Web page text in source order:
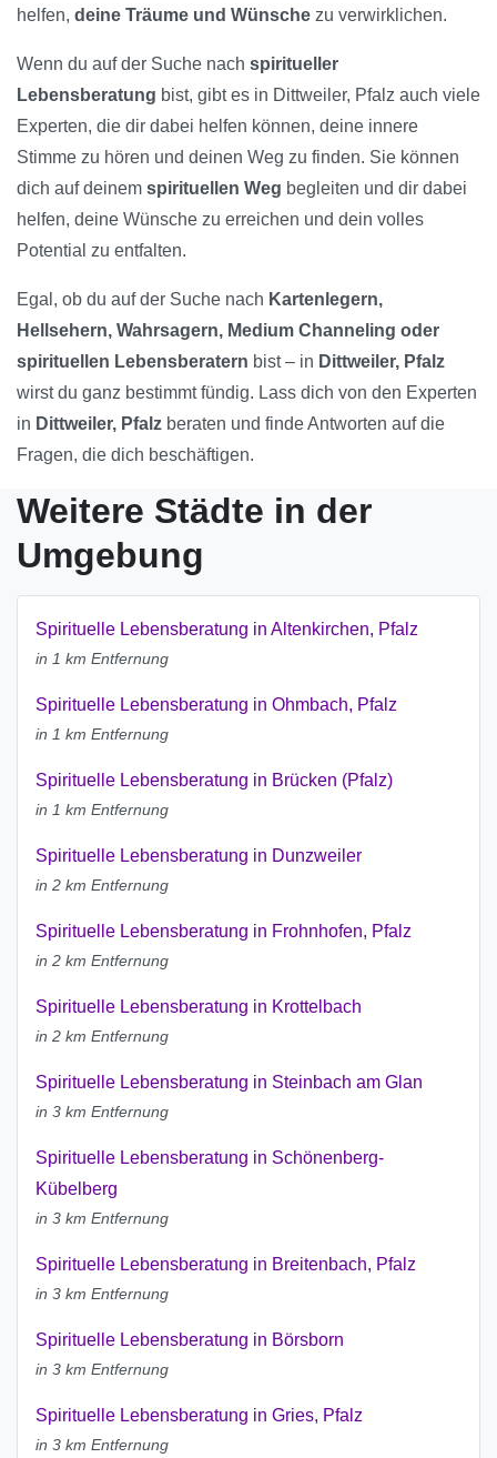
helfen, deine Träume und Wünsche zu verwirklichen.
Wenn du auf der Suche nach spiritueller
Lebensberatung bist, gibt es in Dittweiler, Pfalz auch viele
Experten, die dir dabei helfen können, deine innere
Stimme zu hören und deinen Weg zu finden. Sie können
dich auf deinem spirituellen Weg begleiten und dir dabei
helfen, deine Wünsche zu erreichen und dein volles
Potential zu entfalten.
Egal, ob du auf der Suche nach Kartenlegern,
Hellsehern, Wahrsagern, Medium Channeling oder
spirituellen Lebensberatern bist – in Dittweiler, Pfalz
wirst du ganz bestimmt fündig. Lass dich von den Experten
in Dittweiler, Pfalz beraten und finde Antworten auf die
Fragen, die dich beschäftigen.
Weitere Städte in der
Umgebung
Spirituelle Lebensberatung in Altenkirchen, Pfalz
in 1 km Entfernung
Spirituelle Lebensberatung in Ohmbach, Pfalz
in 1 km Entfernung
Spirituelle Lebensberatung in Brücken (Pfalz)
in 1 km Entfernung
Spirituelle Lebensberatung in Dunzweiler
in 2 km Entfernung
Spirituelle Lebensberatung in Frohnhofen, Pfalz
in 2 km Entfernung
Spirituelle Lebensberatung in Krottelbach
in 2 km Entfernung
Spirituelle Lebensberatung in Steinbach am Glan
in 3 km Entfernung
Spirituelle Lebensberatung in Schönenberg-
Kübelberg
in 3 km Entfernung
Spirituelle Lebensberatung in Breitenbach, Pfalz
in 3 km Entfernung
Spirituelle Lebensberatung in Börsborn
in 3 km Entfernung
Spirituelle Lebensberatung in Gries, Pfalz
in 3 km Entfernung